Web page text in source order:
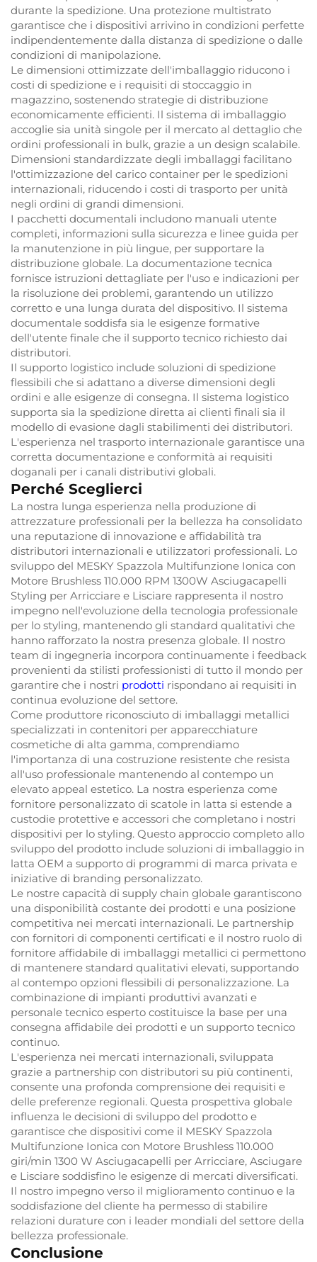
durante la spedizione. Una protezione multistrato
garantisce che i dispositivi arrivino in condizioni perfette
indipendentemente dalla distanza di spedizione o dalle
condizioni di manipolazione.
Le dimensioni ottimizzate dell'imballaggio riducono i
costi di spedizione e i requisiti di stoccaggio in
magazzino, sostenendo strategie di distribuzione
economicamente efficienti. Il sistema di imballaggio
accoglie sia unità singole per il mercato al dettaglio che
ordini professionali in bulk, grazie a un design scalabile.
Dimensioni standardizzate degli imballaggi facilitano
l'ottimizzazione del carico container per le spedizioni
internazionali, riducendo i costi di trasporto per unità
negli ordini di grandi dimensioni.
I pacchetti documentali includono manuali utente
completi, informazioni sulla sicurezza e linee guida per
la manutenzione in più lingue, per supportare la
distribuzione globale. La documentazione tecnica
fornisce istruzioni dettagliate per l'uso e indicazioni per
la risoluzione dei problemi, garantendo un utilizzo
corretto e una lunga durata del dispositivo. Il sistema
documentale soddisfa sia le esigenze formative
dell'utente finale che il supporto tecnico richiesto dai
distributori.
Il supporto logistico include soluzioni di spedizione
flessibili che si adattano a diverse dimensioni degli
ordini e alle esigenze di consegna. Il sistema logistico
supporta sia la spedizione diretta ai clienti finali sia il
modello di evasione dagli stabilimenti dei distributori.
L'esperienza nel trasporto internazionale garantisce una
corretta documentazione e conformità ai requisiti
doganali per i canali distributivi globali.
Perché Sceglierci
La nostra lunga esperienza nella produzione di
attrezzature professionali per la bellezza ha consolidato
una reputazione di innovazione e affidabilità tra
distributori internazionali e utilizzatori professionali. Lo
sviluppo del MESKY Spazzola Multifunzione Ionica con
Motore Brushless 110.000 RPM 1300W Asciugacapelli
Styling per Arricciare e Lisciare rappresenta il nostro
impegno nell'evoluzione della tecnologia professionale
per lo styling, mantenendo gli standard qualitativi che
hanno rafforzato la nostra presenza globale. Il nostro
team di ingegneria incorpora continuamente i feedback
provenienti da stilisti professionisti di tutto il mondo per
garantire che i nostri prodotti rispondano ai requisiti in
continua evoluzione del settore.
Come produttore riconosciuto di imballaggi metallici
specializzati in contenitori per apparecchiature
cosmetiche di alta gamma, comprendiamo
l'importanza di una costruzione resistente che resista
all'uso professionale mantenendo al contempo un
elevato appeal estetico. La nostra esperienza come
fornitore personalizzato di scatole in latta si estende a
custodie protettive e accessori che completano i nostri
dispositivi per lo styling. Questo approccio completo allo
sviluppo del prodotto include soluzioni di imballaggio in
latta OEM a supporto di programmi di marca privata e
iniziative di branding personalizzato.
Le nostre capacità di supply chain globale garantiscono
una disponibilità costante dei prodotti e una posizione
competitiva nei mercati internazionali. Le partnership
con fornitori di componenti certificati e il nostro ruolo di
fornitore affidabile di imballaggi metallici ci permettono
di mantenere standard qualitativi elevati, supportando
al contempo opzioni flessibili di personalizzazione. La
combinazione di impianti produttivi avanzati e
personale tecnico esperto costituisce la base per una
consegna affidabile dei prodotti e un supporto tecnico
continuo.
L'esperienza nei mercati internazionali, sviluppata
grazie a partnership con distributori su più continenti,
consente una profonda comprensione dei requisiti e
delle preferenze regionali. Questa prospettiva globale
influenza le decisioni di sviluppo del prodotto e
garantisce che dispositivi come il MESKY Spazzola
Multifunzione Ionica con Motore Brushless 110.000
giri/min 1300 W Asciugacapelli per Arricciare, Asciugare
e Lisciare soddisfino le esigenze di mercati diversificati.
Il nostro impegno verso il miglioramento continuo e la
soddisfazione del cliente ha permesso di stabilire
relazioni durature con i leader mondiali del settore della
bellezza professionale.
Conclusione